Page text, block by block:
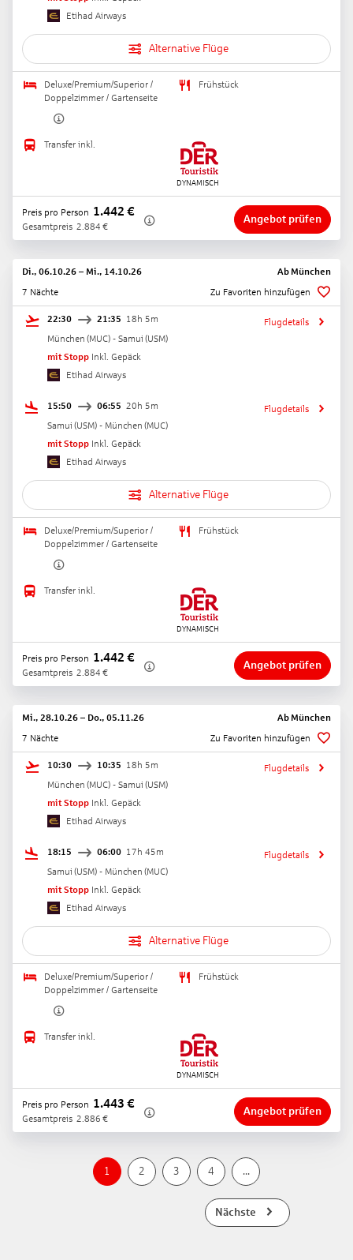
Etihad Airways
Alternative Flüge
Deluxe/Premium/Superior /
Doppelzimmer / Gartenseite
Frühstück
Transfer inkl.
Preis pro Person 1.442 €
Gesamtpreis 2.884 €
Angebot prüfen
Di., 06.10.26 – Mi., 14.10.26 Ab München
7 Nächte
Zu Favoriten hinzufügen
22:30 21:35 18h 5m
München (MUC) - Samui (USM)
mit Stopp Inkl. Gepäck
Etihad Airways
Flugdetails
15:50 06:55 20h 5m
Samui (USM) - München (MUC)
mit Stopp Inkl. Gepäck
Etihad Airways
Flugdetails
Alternative Flüge
Deluxe/Premium/Superior /
Doppelzimmer / Gartenseite
Frühstück
Transfer inkl.
Preis pro Person 1.442 €
Gesamtpreis 2.884 €
Angebot prüfen
Mi., 28.10.26 – Do., 05.11.26 Ab München
7 Nächte
Zu Favoriten hinzufügen
10:30 10:35 18h 5m
München (MUC) - Samui (USM)
mit Stopp Inkl. Gepäck
Etihad Airways
Flugdetails
18:15 06:00 17h 45m
Samui (USM) - München (MUC)
mit Stopp Inkl. Gepäck
Etihad Airways
Flugdetails
Alternative Flüge
Deluxe/Premium/Superior /
Doppelzimmer / Gartenseite
Frühstück
Transfer inkl.
Preis pro Person 1.443 €
Gesamtpreis 2.886 €
Angebot prüfen
1 2 3 4 ...
Nächste